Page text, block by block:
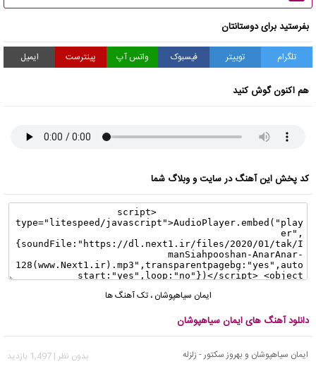
بفرستید برای دوستانتان
تلگرام توییتر فیسبوک واتس آپ پینترست ایمیل
هم اکنون گوش کنید
کد پخش این آهنگ در سایت و وبلاگ شما
ایمان سیاهپوشان ،تک آهنگ ها
دانلود آهنگ های ایمان سیاهپوشان
ایمان سیاهپوشان و بهروز سکتور - زلزله
بدون نظر | 1,497 بازدید